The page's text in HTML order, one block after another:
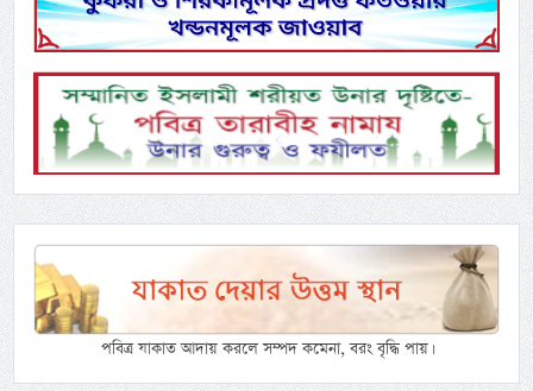
পবিত্র যাকাত আদায় করলে সম্পদ কমেনা, বরং বৃদ্ধি পায়।